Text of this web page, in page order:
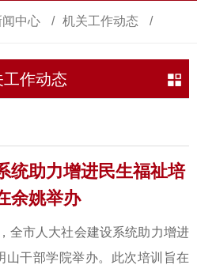
闻中心 机关工作动态
工作动态
统助力增进民生福祉培
余姚举办
全市人大社会建设系统助力增进
山干部学院举办。此次培训旨在